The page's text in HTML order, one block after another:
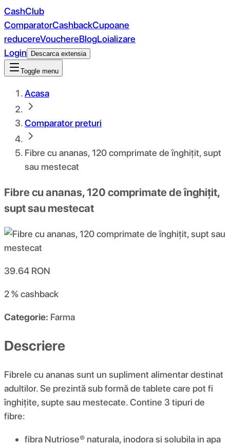
CashClub
ComparatorCashbackCupoane
reducereVouchereBlogLoializare
Login
Descarca extensia
Toggle menu
Acasa
Comparator preturi
Fibre cu ananas, 120 comprimate de înghițit, supt
sau mestecat
Fibre cu ananas, 120 comprimate de înghițit,
supt sau mestecat
39.64 RON
2 %cashback
Categorie: Farma
Descriere
Fibrele cu ananas sunt un supliment alimentar destinat
adultilor. Se prezintă sub formă de tablete care pot fi
înghițite, supte sau mestecate. Contine 3 tipuri de
fibre:
fibra Nutriose® naturala, inodora si solubila in apa